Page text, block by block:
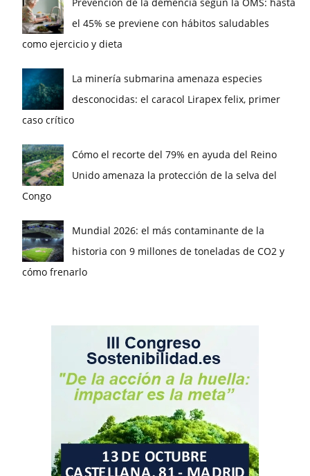
el 45% se previene con hábitos saludables
como ejercicio y dieta
La minería submarina amenaza especies
desconocidas: el caracol Lirapex felix, primer
caso crítico
Cómo el recorte del 79% en ayuda del Reino
Unido amenaza la protección de la selva del
Congo
Mundial 2026: el más contaminante de la
historia con 9 millones de toneladas de CO2 y
cómo frenarlo